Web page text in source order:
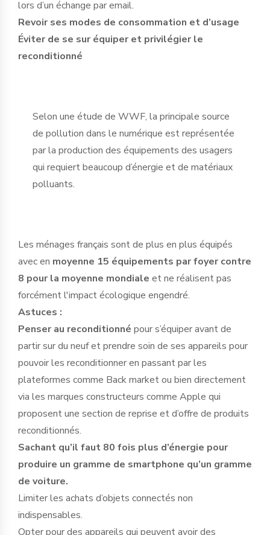
lors d’un échange par email.
Revoir ses modes de consommation et d’usage
Éviter de se sur équiper et privilégier le
reconditionné
Selon une étude de WWF, la principale source
de pollution dans le numérique est représentée
par la production des équipements des usagers
qui requiert beaucoup d’énergie et de matériaux
polluants.
Les ménages français sont de plus en plus équipés
avec en moyenne 15 équipements par foyer contre
8 pour la moyenne mondiale et ne réalisent pas
forcément l'impact écologique engendré.
Astuces :
Penser au reconditionné pour s’équiper avant de
partir sur du neuf et prendre soin de ses appareils pour
pouvoir les reconditionner en passant par les
plateformes comme Back market ou bien directement
via les marques constructeurs comme Apple qui
proposent une section de reprise et d’offre de produits
reconditionnés.
Sachant qu’il faut 80 fois plus d’énergie pour
produire un gramme de smartphone qu’un gramme
de voiture.
Limiter les achats d’objets connectés non
indispensables.
Opter pour des appareils qui peuvent avoir des